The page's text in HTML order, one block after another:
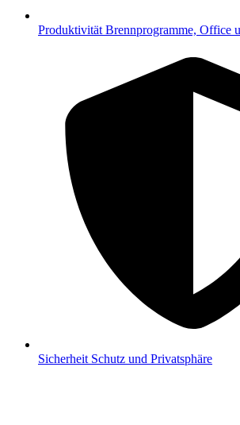
Produktivität Brennprogramme, Office
Sicherheit Schutz und Privatsphäre